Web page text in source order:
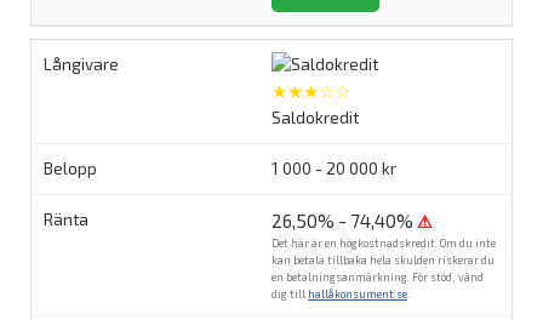
★★★☆☆
Saldokredit
1 000 - 20 000 kr
26,50% - 74,40% ⚠
Det här är en högkostnadskredit. Om du inte
kan betala tillbaka hela skulden riskerar du
en betalningsanmärkning. För stöd, vänd
dig till hallåkonsument.se